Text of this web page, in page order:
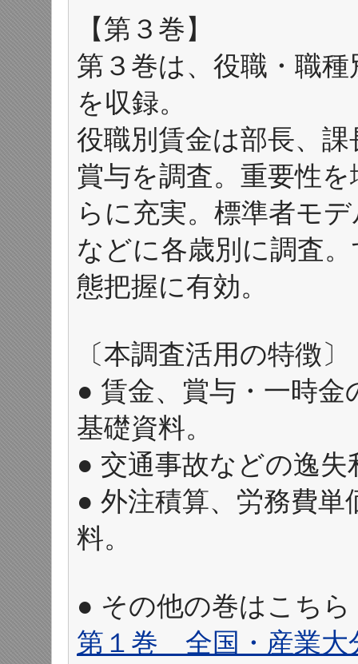
【第３巻】
第３巻は、役職・職
を収録。
役職別賃金は部長、
賞与を調査。重要性
らに充実。標準者モ
などに各歳別に調査
態把握に有効。
〔本調査活用の特徴〕
● 賃金、賞与・一時
基礎資料。
● 交通事故などの逸
● 外注積算、労務費
料。
● その他の巻はこちら
第１巻 全国・産業大